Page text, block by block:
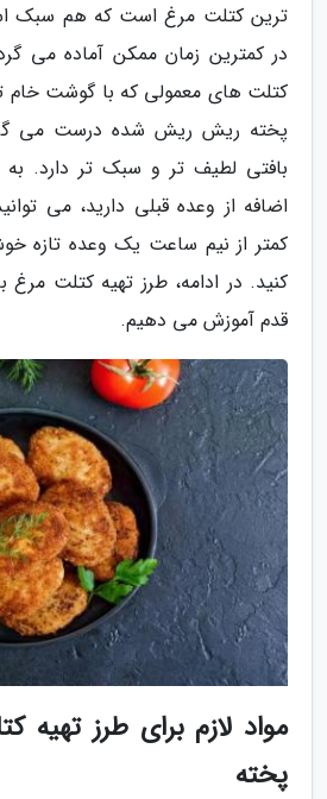
ترین کتلت مرغ است که هم سبک
در کمترین زمان ممکن آماده می
کتلت های معمولی که با گوشت خام
پخته ریش ریش شده درست می
بافتی لطیف تر و سبک تر دارد. به
اضافه از وعده قبلی دارید، می
کمتر از نیم ساعت یک وعده تازه
کنید. در ادامه، طرز تهیه کتلت مرغ
قدم آموزش می دهیم.
مواد لازم برای طرز تهیه
پخته